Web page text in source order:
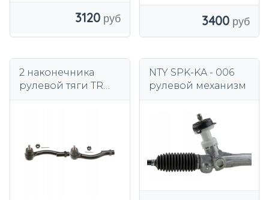
3120 3400
2 наконечника
рулевой тяги TRW
NTY SPK-KA - 006
рулевой механизм